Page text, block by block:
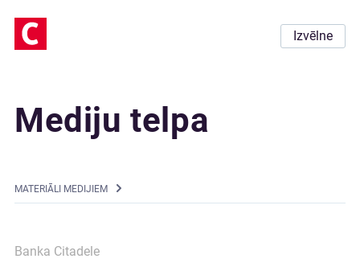
Izvēlne
Mediju telpa
MATERIĀLI MEDIJIEM
Banka Citadele